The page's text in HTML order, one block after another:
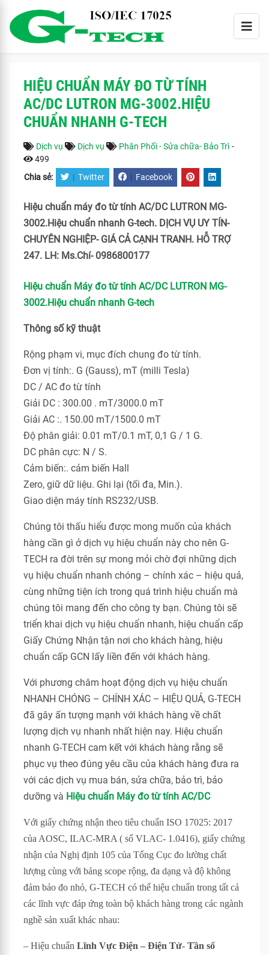
HIỆU CHUẨN MÁY ĐO TỪ TÍNH
AC/DC LUTRON MG-3002.HIỆU
CHUẨN NHANH G-TECH
Dịch vụ Dịch vụ Phân Phối - Sửa chữa- Bảo Trì -
499
Chia sẻ: | Twitter | Facebook
Hiệu chuẩn máy đo từ tính AC/DC LUTRON MG-
3002.Hiệu chuẩn nhanh G-tech. DỊCH VỤ UY TÍN-
CHUYÊN NGHIỆP- GIÁ CẢ CẠNH TRANH. HỖ TRỢ
247. LH: Ms.Chí- 0986800177
Hiệu chuẩn Máy đo từ tính AC/DC LUTRON MG-
3002.Hiệu chuẩn nhanh G-tech
Thông số kỹ thuật
Rộng phạm vi, mục đích chung đo từ tính.
Đơn vị tính:. G (Gauss), mT (milli Tesla)
DC / AC đo từ tính
Giải DC : 300.00 . mT/3000.0 mT
Giải AC :. 150.00 mT/1500.0 mT
Độ phân giải: 0.01 mT/0.1 mT, 0,1 G / 1 G.
DC phân cực: N / S.
Cảm biến:. cảm biến Hall
Zero, giữ dữ liệu. Ghi lại (tối đa, Min.).
Giao diện máy tính RS232/USB.
Chúng tôi thấu hiểu được mong muốn của khách
hàng cần gì ở dịch vụ hiệu chuẩn này cho nên G-
TECH ra đời trên sự mong mỏi chờ đợi những dịch
vụ hiệu chuẩn nhanh chóng – chính xác – hiệu quả,
cùng những tiện ích trong quá trình hiệu chuẩn mà
chúng tôi mang đến cho công ty bạn. Chúng tôi sẽ
triển khai dịch vụ hiệu chuẩn nhanh, hiệu chuẩn cấp
Giấy Chứng Nhận tận nơi cho khách hàng, hiệu
chuẩn cấp GCN lấy liền đến với khách hàng.
Với phương châm hoạt động dịch vụ hiệu chuẩn
NHANH CHÓNG – CHÍNH XÁC – HIỆU QUẢ, G-TECH
đã gây ấn tượng mạnh với khách hàng về chất
lượng dịch vụ nhanh nhất hiện nay. Hiệu chuẩn
nhanh G-TECH cam kết với khách hàng rằng sẽ
phục vụ theo đúng yêu cầu của khách hàng đưa ra
với các dịch vụ mua bán, sửa chữa, bảo trì, bảo
dưỡng và Hiệu chuẩn Máy đo từ tính AC/DC
Với giấy chứng nhận theo tiêu chuẩn ISO 17025: 2017
của AOSC, ILAC-MRA ( số VLAC- 1.0416), giấy chứng
nhận của Nghị định 105 của Tổng Cục đo lường chất
lượng cùng với bảng scope rộng, đa dạng và độ không
đảm bảo đo nhỏ, G-TECH có thể hiệu chuẩn trong tất cả
các lĩnh vực đáp ứng toàn bộ khách hàng trong các ngành
nghề sản xuất khác nhau:
– Hiệu chuẩn Lĩnh Vực Điện – Điện Tử- Tần số